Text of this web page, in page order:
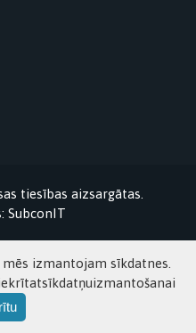
tiesības aizsargātas.
SubconIT
izmantojam sīkdatnes.